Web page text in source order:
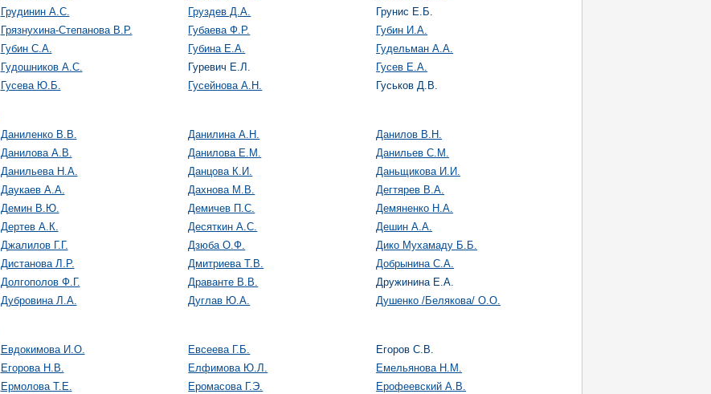
Грудинин А.С.
Груздев Д.А.
Грунис Е.Б.
Грязнухина-Степанова В.Р.
Губаева Ф.Р.
Губин И.А.
Губин С.А.
Губина Е.А.
Гудельман А.А.
Гудошников А.С.
Гуревич Е.Л.
Гусев Е.А.
Гусева Ю.Б.
Гусейнова А.Н. Гуськов Д.В.
Даниленко В.В.
Данилина А.Н.
Данилов В.Н.
Данилова А.В.
Данилова Е.М.
Данильев С.М.
Данильева Н.А.
Данцова К.И.
Даньщикова И.И.
Даукаев А.А.
Дахнова М.В.
Дегтярев В.А.
Демин В.Ю.
Демичев П.С.
Демяненко Н.А.
Дертев А.К.
Десяткин А.С.
Дешин А.А.
Джалилов Г.Г.
Дзюба О.Ф.
Дико Мухамаду Б.Б.
Дистанова Л.Р.
Дмитриева Т.В.
Добрынина С.А.
Долгополов Ф.Г.
Драванте В.В.
Дружинина Е.А.
Дубровина Л.А.
Дуглав Ю.А. Душенко /Белякова/ О.О.
Евдокимова И.О.
Евсеева Г.Б.
Егоров С.В.
Егорова Н.В.
Елфимова Ю.Л.
Емельянова Н.М.
Ермолова Т.Е.
Еромасова Г.Э.
Ерофеевский А.В.